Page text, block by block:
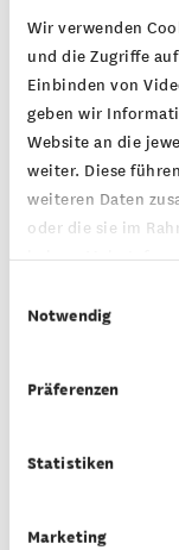
Wir verwenden
und die Zugriffe
Einbinden von
geben wir
Website an die
weiter. Diese
weiteren Daten
oder die sie im
haben. Mehr
Notwendig
Präferenzen
Statistiken
Marketing
Welche
Stiftungen?
Woher
Kann ich